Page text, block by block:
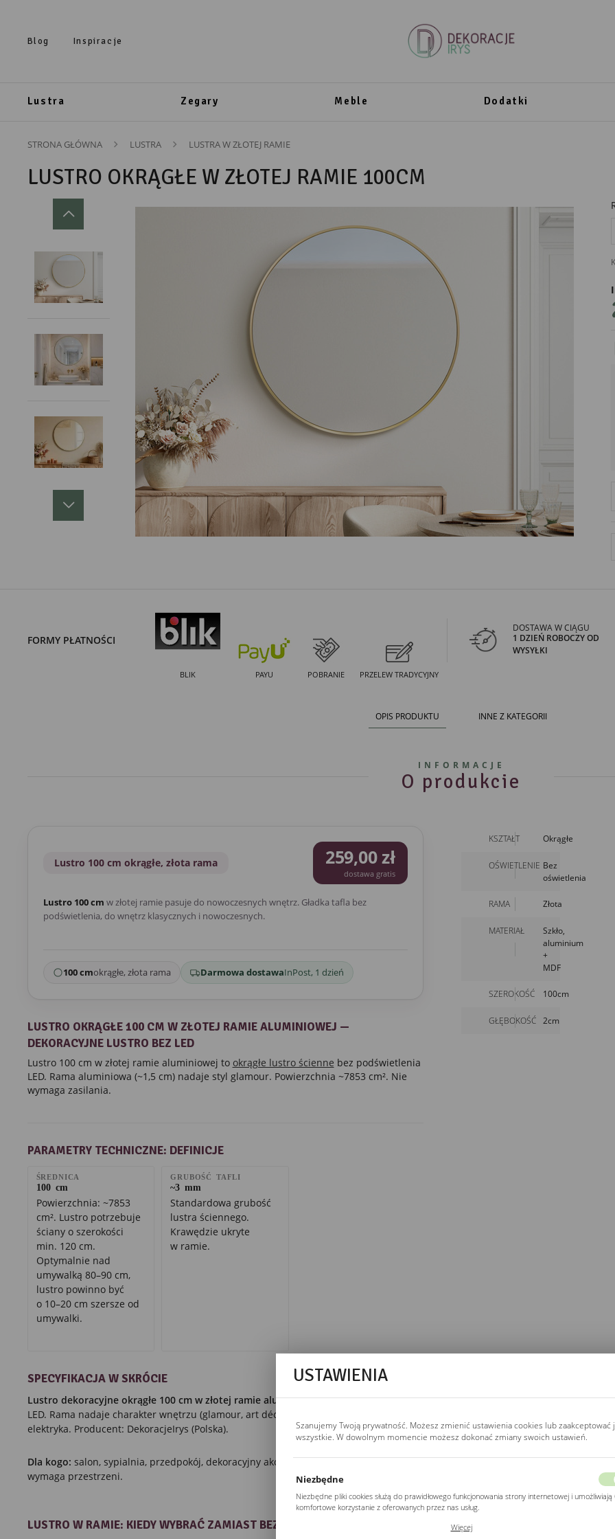
Blog Inspiracje
Lustra Zegary Meble Dodatki
STRONA GŁÓWNA LUSTRA LUSTRA W ZŁOTEJ RAMIE
LUSTRO OKRĄGŁE W ZŁOTEJ RAMIE 100CM
FORMY PŁATNOŚCI
BLIK PAYU POBRANIE PRZELEW TRADYCYJNY
DOSTAWA W CIĄGU
1 DZIEŃ ROBOCZY OD
WYSYŁKI
OPIS PRODUKTU INNE Z KATEGORII
INFORMACJE
O produkcie
Lustro 100 cm okrągłe, złota rama 259,00 zł
dostawa gratis
Lustro 100 cm w złotej ramie pasuje do nowoczesnych wnętrz. Gładka tafla bez
podświetlenia, do wnętrz klasycznych i nowoczesnych.
100 cmokrągłe, złota rama Darmowa dostawaInPost, 1 dzień
LUSTRO OKRĄGŁE 100 CM W ZŁOTEJ RAMIE ALUMINIOWEJ —
DEKORACYJNE LUSTRO BEZ LED
Lustro 100 cm w złotej ramie aluminiowej to okrągłe lustro ścienne bez podświetlenia
LED. Rama aluminiowa (~1,5 cm) nadaje styl glamour. Powierzchnia ~7853 cm². Nie
wymaga zasilania.
PARAMETRY TECHNICZNE: DEFINICJE
ŚREDNICA
100 cm
Powierzchnia: ~7853
cm². Lustro potrzebuje
ściany o szerokości
min. 120 cm.
Optymalnie nad
umywalką 80–90 cm,
lustro powinno być
o 10–20 cm szersze od
umywalki.
GRUBOŚĆ TAFLI
~3 mm
Standardowa grubość
lustra ściennego.
Krawędzie ukryte
w ramie.
SPECYFIKACJA W SKRÓCIE
Lustro dekoracyjne okrągłe 100 cm w złotej ramie aluminiowej.bez podświetlenia
LED. Rama nadaje charakter wnętrzu (glamour, art déco). Montaż mechaniczny bez
elektryka. Producent: DekoracjeIrys (Polska).
Dla kogo: salon, sypialnia, przedpokój, dekoracyjny akcent na ścianie. Format XL,
wymaga przestrzeni.
LUSTRO W RAMIE: KIEDY WYBRAĆ ZAMIAST BEZRAMOWEGO?
KSZTAŁT Okrągłe
OŚWIETLENIE Bez
oświetlenia
RAMA Złota
MATERIAŁ
Szkło,
aluminium
+
MDF
SZEROKOŚĆ 100cm
GŁĘBOKOŚĆ 2cm
USTAWIENIA
Szanujemy Twoją prywatność. Możesz zmienić ustawienia cookies lub zaakceptować
wszystkie. W dowolnym momencie możesz dokonać zmiany swoich ustawień.
Niezbędne
Niezbędne pliki cookies służą do prawidłowego funkcjonowania strony internetowej i umożliwiają
komfortowe korzystanie z oferowanych przez nas usług.
Twoich ustawień preferencji prywatności, logowania czy wypełniania formularzy. Dzięki plikom
Więcej